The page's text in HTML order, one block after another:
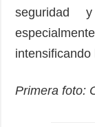
seguridad
intensificando
Primera foto: